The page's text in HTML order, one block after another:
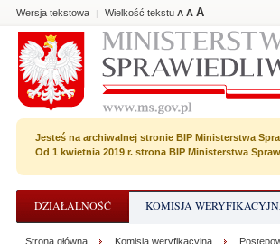
Wersja tekstowa | Wielkość tekstu A A A
Jesteś na archiwalnej stronie BIP Ministerstwa
Od 1 kwietnia 2019 r. strona BIP Ministerstwa
DZIAŁALNOŚĆ KOMISJA
Strona główna Komisja weryfikacyjna